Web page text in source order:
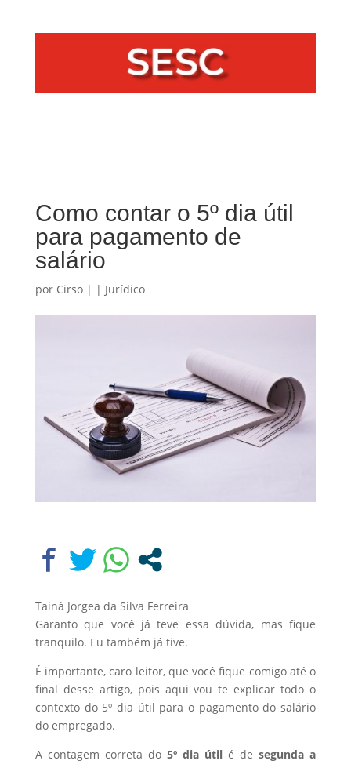
Como contar o 5º dia útil
para pagamento de
salário
por Cirso| | Jurídico
Tainá Jorgea da Silva Ferreira
Garanto que você já teve essa dúvida, mas fique
tranquilo. Eu também já tive.
É importante, caro leitor, que você fique comigo até o
final desse artigo, pois aqui vou te explicar todo o
contexto do 5º dia útil para o pagamento do salário
do empregado.
A contagem correta do 5º dia útil é desegunda a